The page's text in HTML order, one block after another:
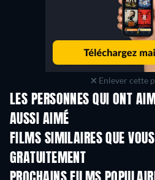
Enlever cette
LES PERSONNES QUI ONT
AUSSI AIMÉ
FILMS SIMILAIRES QUE
GRATUITEMENT